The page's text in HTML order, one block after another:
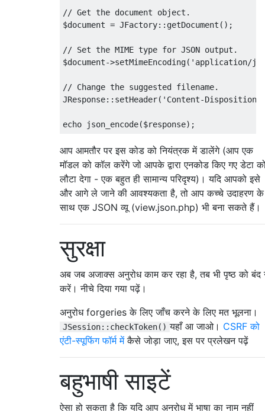
// Get the document object.
$document = JFactory::getDocument();
// Set the MIME type for JSON output.
$document->setMimeEncoding('application/
// Change the suggested filename.
JResponse::setHeader('Content-
आप आमतौर पर इस कोड को नियंत्रक में डालेंगे (आप एक
मॉडल को कॉल करेंगे जो आपके द्वारा एनकोड किए गए डेटा
लौटा देगा - एक बहुत ही सामान्य परिदृश्य)। यदि आपको इसे
और आगे ले जाने की आवश्यकता है, तो आप कच्चे उदाहरण के
साथ एक JSON व्यू (view.json.php) भी बना सकते हैं।
सुरक्षा
अब जब अजाक्स अनुरोध काम कर रहा है, तब भी पृष्ठ को बंद
करें। नीचे दिया गया पढ़ें।
अनुरोध forgeries के लिए जाँच करने के लिए मत भूलना।
JSession::checkToken() यहाँ आ जाओ। CSRF को
एंटी-स्पूफिंग फॉर्म मेंकैसे जोड़ा जाए, इस पर प्रलेखन पढ़ें
बहुभाषी साइटें
ऐसा हो सकता है कि यदि आप अनुरोध में भाषा का नाम नहीं